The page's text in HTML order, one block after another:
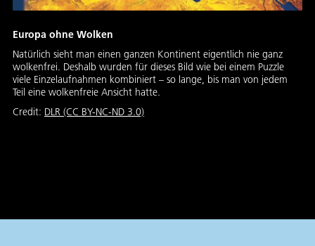
Europa ohne Wolken
Natürlich sieht man einen ganzen Kontinent eigentlich nie ganz
wolkenfrei. Deshalb wurden für dieses Bild wie bei einem Puzzle
viele Einzelaufnahmen kombiniert – so lange, bis man von jedem
Teil eine wolkenfreie Ansicht hatte.
Credit: DLR (CC BY-NC-ND 3.0)